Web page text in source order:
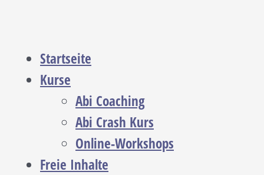
Startseite
Kurse
Abi Coaching
Abi Crash Kurs
Online-Workshops
Freie Inhalte